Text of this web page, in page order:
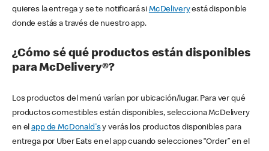
quieres la entrega y se te notificará si McDeliveryestá disponible
donde estás a través de nuestro app.
¿Cómo sé qué productos están disponibles
para McDelivery®?
Los productos del menú varían por ubicación/lugar. Para ver qué
productos comestibles están disponibles, selecciona McDelivery
en elapp de McDonald'sy verás los productos disponibles para
entrega por Uber Eats en el app cuando selecciones “Order” en el